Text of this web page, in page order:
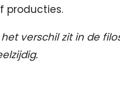
producties.
verschil zit in de